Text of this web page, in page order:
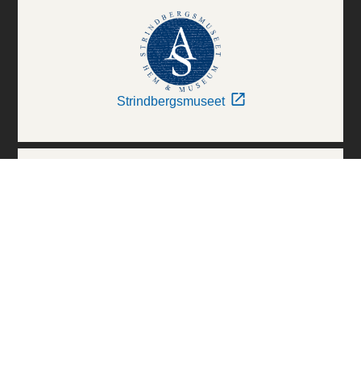
Strindbergsmuseet